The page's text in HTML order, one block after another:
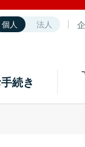
個人 法人
続き